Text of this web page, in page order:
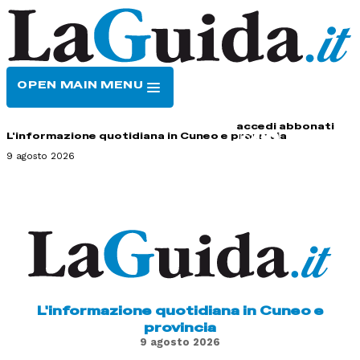
OPEN MAIN MENU
accedi abbonati
L'informazione quotidiana in Cuneo e provincia
9 agosto 2026
L'informazione quotidiana in Cuneo e
provincia
9 agosto 2026